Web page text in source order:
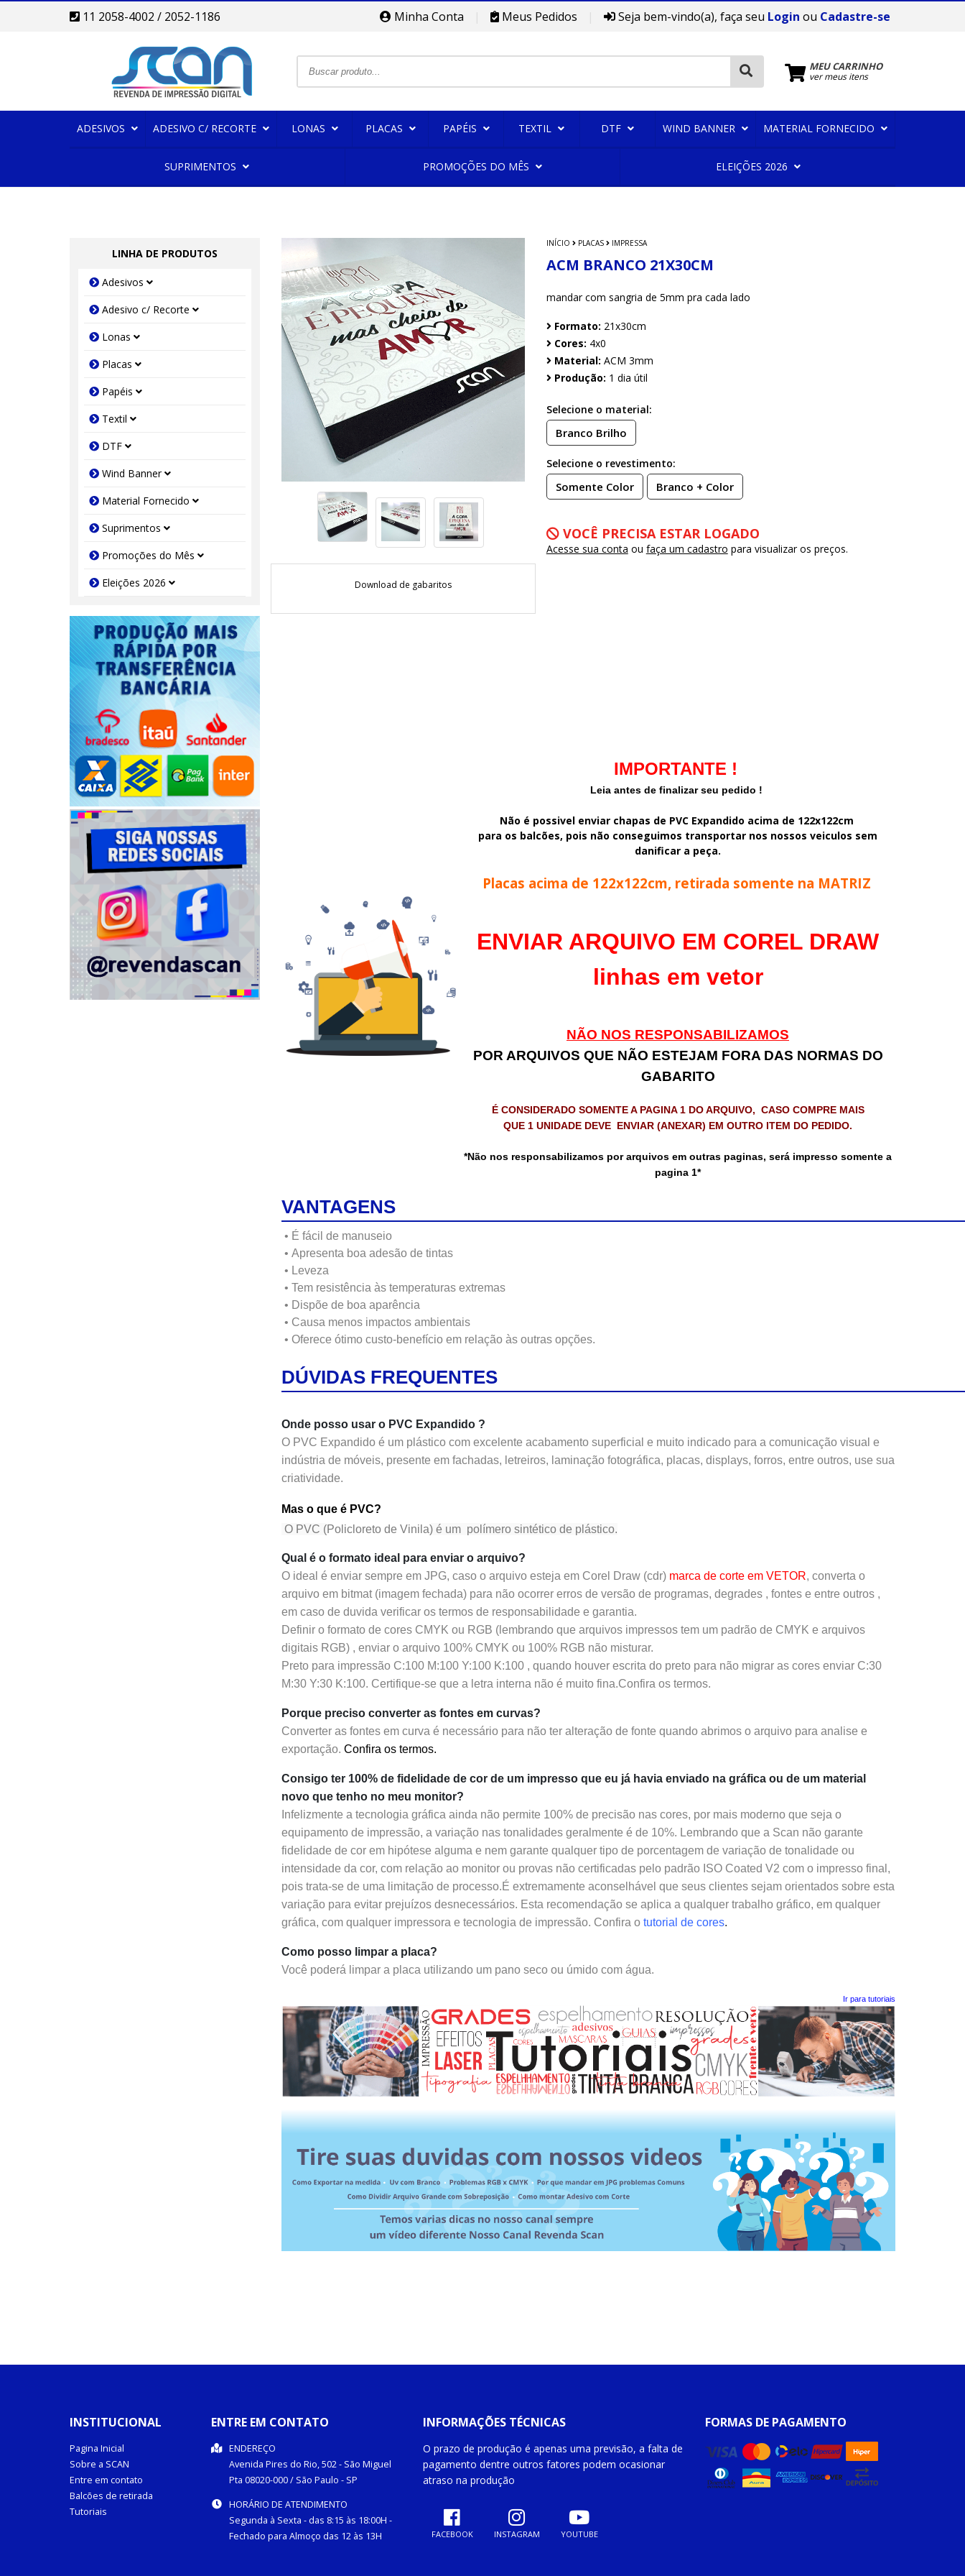
11 2058-4002 / 2052-1186 Minha Conta Meus Pedidos Seja bem-vindo(a), faça seu Login ou Cadastre-se
MEU CARRINHO
ver meus itens
ADESIVOS ADESIVO C/ RECORTE LONAS PLACAS PAPÉIS TEXTIL DTF WIND BANNER MATERIAL FORNECIDO
SUPRIMENTOS PROMOÇÕES DO MÊS ELEIÇÕES 2026
LINHA DE PRODUTOS
Adesivos
Adesivo c/ Recorte
Lonas
Placas
Papéis
Textil
DTF
Wind Banner
Material Fornecido
Suprimentos
Promoções do Mês
Eleições 2026
Download de gabaritos
INÍCIO PLACAS IMPRESSA
ACM BRANCO 21X30CM
mandar com sangria de 5mm pra cada lado
Formato: 21x30cm
Cores: 4x0
Material: ACM 3mm
Produção: 1 dia útil
Selecione o material:
Branco Brilho
Selecione o revestimento:
Somente Color Branco + Color
VOCÊ PRECISA ESTAR LOGADO
Acesse sua conta ou faça um cadastro para visualizar os preços.
IMPORTANTE !
Leia antes de finalizar seu pedido !
Não é possivel enviar chapas de PVC Expandido acima de 122x122cm
para os balcões, pois não conseguimos transportar nos nossos veiculos sem
danificar a peça.
Placas acima de 122x122cm, retirada somente na MATRIZ
ENVIAR ARQUIVO EM COREL DRAW
linhas em vetor
NÃO NOS RESPONSABILIZAMOS
POR ARQUIVOS QUE NÃO ESTEJAM FORA DAS NORMAS DO
GABARITO
É CONSIDERADO SOMENTE A PAGINA 1 DO ARQUIVO, CASO COMPRE MAIS
QUE 1 UNIDADE DEVE ENVIAR (ANEXAR) EM OUTRO ITEM DO PEDIDO.
*Não nos responsabilizamos por arquivos em outras paginas, será impresso somente a
pagina 1*
VANTAGENS
• É fácil de manuseio
• Apresenta boa adesão de tintas
• Leveza
• Tem resistência às temperaturas extremas
• Dispõe de boa aparência
• Causa menos impactos ambientais
• Oferece ótimo custo-benefício em relação às outras opções.
DÚVIDAS FREQUENTES
Onde posso usar o PVC Expandido ?
O PVC Expandido é um plástico com excelente acabamento superficial e muito indicado para a comunicação visual e
indústria de móveis, presente em fachadas, letreiros, laminação fotográfica, placas, displays, forros, entre outros, use sua
criatividade.
Mas o que é PVC?
O PVC (Policloreto de Vinila) é um polímero sintético de plástico.
Qual é o formato ideal para enviar o arquivo?
O ideal é enviar sempre em JPG, caso o arquivo esteja em Corel Draw (cdr) marca de corte em VETOR, converta o
arquivo em bitmat (imagem fechada) para não ocorrer erros de versão de programas, degrades , fontes e entre outros ,
em caso de duvida verificar os termos de responsabilidade e garantia.
Definir o formato de cores CMYK ou RGB (lembrando que arquivos impressos tem um padrão de CMYK e arquivos
digitais RGB) , enviar o arquivo 100% CMYK ou 100% RGB não misturar.
Preto para impressão C:100 M:100 Y:100 K:100 , quando houver escrita do preto para não migrar as cores enviar C:30
M:30 Y:30 K:100. Certifique-se que a letra interna não é muito fina.Confira os termos.
Porque preciso converter as fontes em curvas?
Converter as fontes em curva é necessário para não ter alteração de fonte quando abrimos o arquivo para analise e
exportação. Confira os termos.
Consigo ter 100% de fidelidade de cor de um impresso que eu já havia enviado na gráfica ou de um material
novo que tenho no meu monitor?
Infelizmente a tecnologia gráfica ainda não permite 100% de precisão nas cores, por mais moderno que seja o
equipamento de impressão, a variação nas tonalidades geralmente é de 10%. Lembrando que a Scan não garante
fidelidade de cor em hipótese alguma e nem garante qualquer tipo de porcentagem de variação de tonalidade ou
intensidade da cor, com relação ao monitor ou provas não certificadas pelo padrão ISO Coated V2 com o impresso final,
pois trata-se de uma limitação de processo. É extremamente aconselhável que seus clientes sejam orientados sobre esta
variação para evitar prejuízos desnecessários. Esta recomendação se aplica a qualquer trabalho gráfico, em qualquer
gráfica, com qualquer impressora e tecnologia de impressão. Confira o tutorial de cores.
Como posso limpar a placa?
Você poderá limpar a placa utilizando um pano seco ou úmido com água.
Ir para tutoriais
INSTITUCIONAL
Pagina Inicial
Sobre a SCAN
Entre em contato
Balcões de retirada
Tutoriais
ENTRE EM CONTATO
ENDEREÇO
Avenida Pires do Rio, 502 - São Miguel
Pta 08020-000/ São Paulo - SP
HORÁRIO DE ATENDIMENTO
Segunda à Sexta - das 8:15 às 18:00H -
Fechado para Almoço das 12 às 13H
INFORMAÇÕES TÉCNICAS
O prazo de produção é apenas uma previsão, a falta de
pagamento dentre outros fatores podem ocasionar
atraso na produção
FACEBOOK INSTAGRAM YOUTUBE
FORMAS DE PAGAMENTO